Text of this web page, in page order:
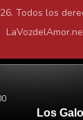
Todos los